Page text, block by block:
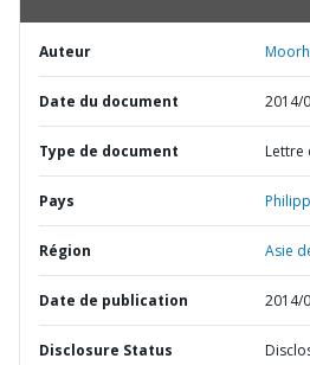
Auteur
Date du document 2014/
Type de document Lettre
Pays
Région Asie
Date de publication 2014/
Disclosure Status